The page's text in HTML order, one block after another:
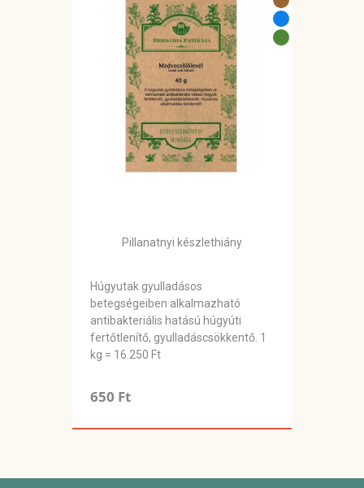
Pillanatnyi készlethiány
Húgyutak gyulladásos
betegségeiben alkalmazható
antibakteriális hatású húgyúti
fertőtlenítő, gyulladáscsökkentő. 1
kg = 16.250 Ft
650 Ft